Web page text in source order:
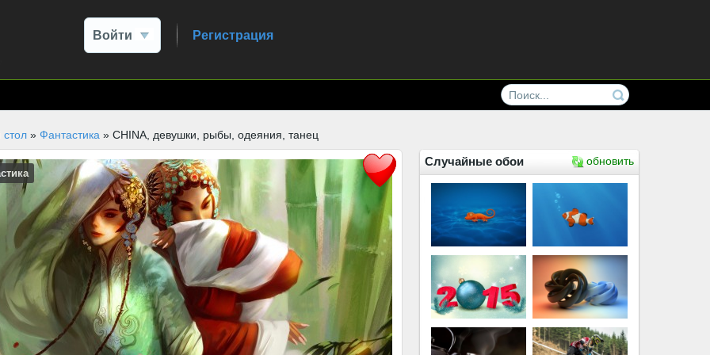
Войти Регистрация
» Фантастика » CHINA, девушки, рыбы, одеяния, танец
Случайные обои обновить